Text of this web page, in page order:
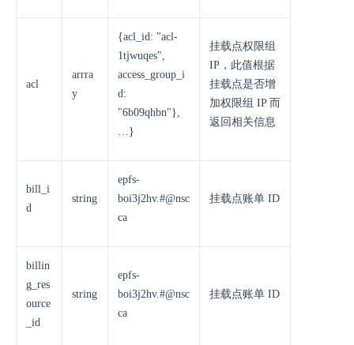
acl
arrra
y
{acl_id: "acl-
1tjwuqes",
access_group_i
d:
"6b09qhbn"},
…}
挂载点权限组
IP，此值根据
挂载点是否增
加权限组 IP 而
返回相关信息
bill_i
d
string
epfs-
boi3j2hv.#@nsc
ca
挂载点账单 ID
billin
g_res
ource
_id
string
epfs-
boi3j2hv.#@nsc
ca
挂载点账单 ID